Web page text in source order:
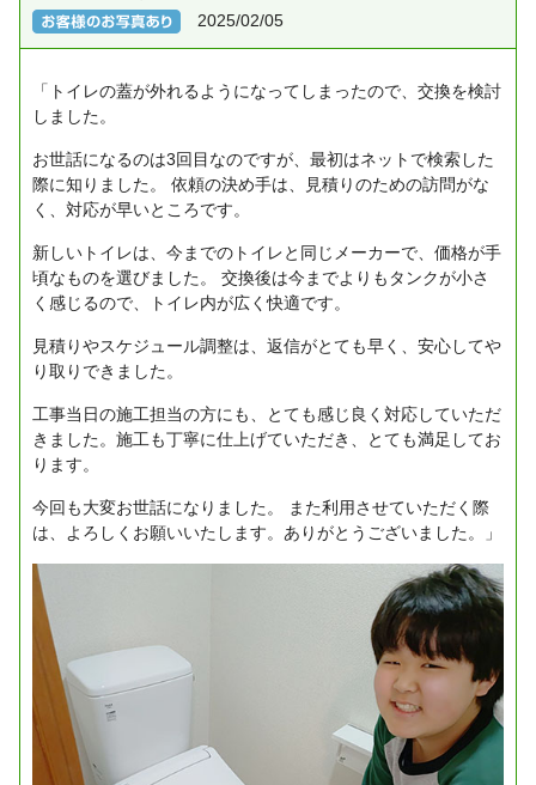
2025/02/05
「トイレの蓋が外れるようになってしまったので、交換を検討
しました。
お世話になるのは3回目なのですが、最初はネットで検索した
際に知りました。
依頼の決め手は、見積りのための訪問がな
く、対応が早いところです。
新しいトイレは、今までのトイレと同じメーカーで、価格が手
頃なものを選びました。
交換後は今までよりもタンクが小さ
く感じるので、トイレ内が広く快適です。
見積りやスケジュール調整は、返信がとても早く、安心してや
り取りできました。
工事当日の施工担当の方にも、とても感じ良く対応していただ
きました。施工も丁寧に仕上げていただき、とても満足してお
ります。
今回も大変お世話になりました。
また利用させていただく際
は、よろしくお願いいたします。ありがとうございました。」